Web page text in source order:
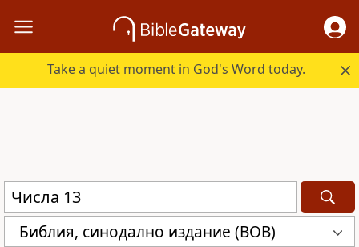
Take a quiet moment in God's Word today.
Библия, синодално издание (BOB)